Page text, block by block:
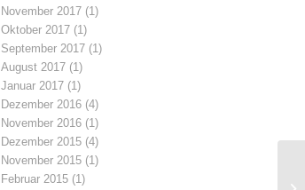
November 2017 (1)
Oktober 2017 (1)
September 2017 (1)
August 2017 (1)
Januar 2017 (1)
Dezember 2016 (4)
November 2016 (1)
Dezember 2015 (4)
November 2015 (1)
Februar 2015 (1)